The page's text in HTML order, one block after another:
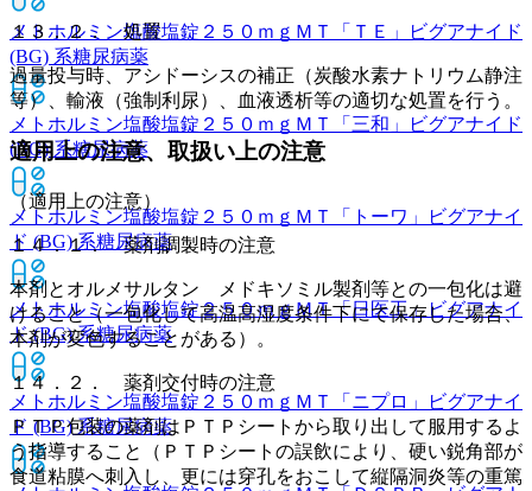
メトホルミン塩酸塩錠２５０ｍｇＭＴ「ＴＥ」
ビグアナイド
(BG) 系糖尿病薬
メトホルミン塩酸塩錠２５０ｍｇＭＴ「三和」
ビグアナイド
(BG) 系糖尿病薬
メトホルミン塩酸塩錠２５０ｍｇＭＴ「トーワ」
ビグアナイ
ド (BG) 系糖尿病薬
メトホルミン塩酸塩錠２５０ｍｇＭＴ「日医工」 ビグアナイ
ド (BG) 系糖尿病薬
メトホルミン塩酸塩錠２５０ｍｇＭＴ「ニプロ」
ビグアナイ
ド (BG) 系糖尿病薬
１３．２． 処置
過量投与時、アシドーシスの補正（炭酸水素ナトリウム静注
等）、輸液（強制利尿）、血液透析等の適切な処置を行う。
適用上の注意、取扱い上の注意
（適用上の注意）
１４．１． 薬剤調製時の注意
本剤とオルメサルタン メドキソミル製剤等との一包化は避
けること（一包化して高温高湿度条件下にて保存した場合、
本剤が変色することがある）。
１４．２． 薬剤交付時の注意
ＰＴＰ包装の薬剤はＰＴＰシートから取り出して服用するよ
う指導すること（ＰＴＰシートの誤飲により、硬い鋭角部が
食道粘膜へ刺入し、更には穿孔をおこして縦隔洞炎等の重篤